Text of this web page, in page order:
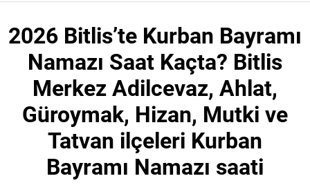
2026 Bitlis’te Kurban Bayramı
Namazı Saat Kaçta? Bitlis
Merkez Adilcevaz, Ahlat,
Güroymak, Hizan, Mutki ve
Tatvan ilçeleri Kurban
Bayramı Namazı saati